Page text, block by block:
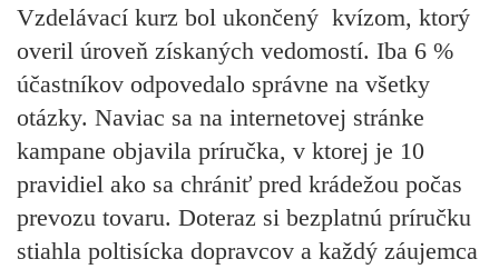
Vzdelávací kurz bol ukončený kvízom, ktorý
overil úroveň získaných vedomostí. Iba 6 %
účastníkov odpovedalo správne na všetky
otázky. Naviac sa na internetovej stránke
kampane objavila príručka, v ktorej je 10
pravidiel ako sa chrániť pred krádežou počas
prevozu tovaru. Doteraz si bezplatnú príručku
stiahla poltisícka dopravcov a každý záujemca